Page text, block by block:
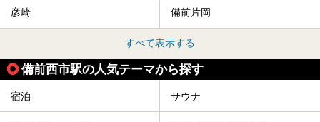
彦崎 備前片岡
すべて表示する
備前西市駅の人気テーマから探す
宿泊 サウナ